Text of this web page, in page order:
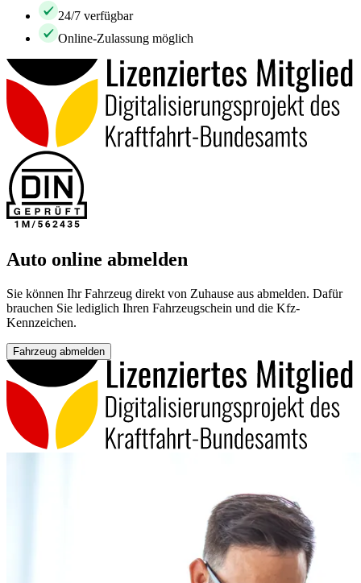
24/7 verfügbar
Online-Zulassung möglich
Auto online abmelden
Sie können Ihr Fahrzeug direkt von Zuhause aus abmelden. Dafür
brauchen Sie lediglich Ihren Fahrzeugschein und die Kfz-
Kennzeichen.
Fahrzeug abmelden